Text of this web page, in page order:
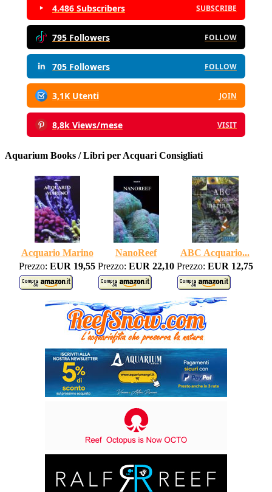
4.486 Subscribers SUBSCRIBE
795 Followers FOLLOW
705 Followers FOLLOW
3,1K Utenti JOIN
8,8k Views/mese VISIT
Aquarium Books / Libri per Acquari Consigliati
Acquario Marino NanoReef
ABC Acquario...
Prezzo: EUR 19,55 Prezzo: EUR 22,10 Prezzo: EUR 12,75